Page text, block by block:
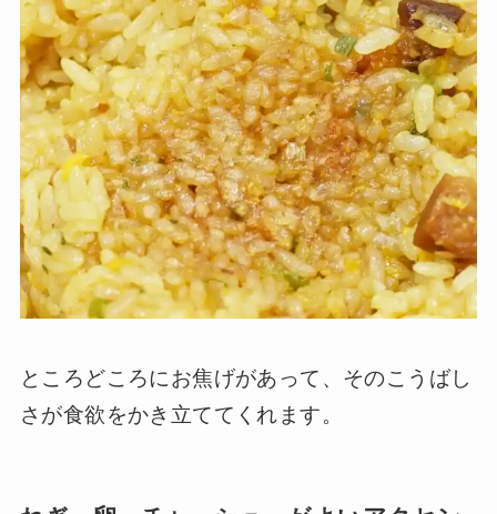
ところどころにお焦げがあって、そのこうばし
さが食欲をかき立ててくれます。